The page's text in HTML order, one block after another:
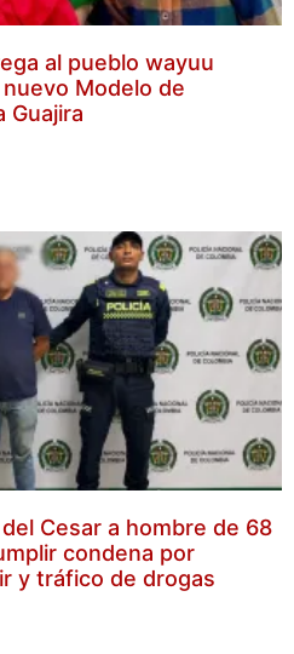
al pueblo wayuu
Modelo de
Guajira
Cesar a hombre de 68
condena por
y tráfico de drogas